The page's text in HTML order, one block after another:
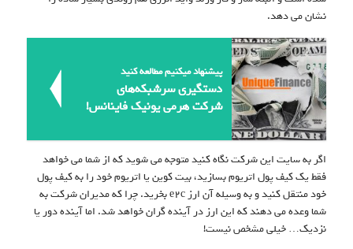
نشان می دهد.
پیشنهاد میکنیم مطالعه کنید
دستگیری سرشبکه‌های
شرکت هرمی یونیک فاینانس!
اگر به سایت این شرکت نگاه کنید متوجه می شوید که از شما می خواهد
فقط یک کیف پول اتریوم بسازید، بیت کوین یا اتریوم خود را به کیف پول
خود منتقل کنید و به وسیله آن ارز e2c بخرید. چرا که مدیران شرکت به
شما وعده می دهند که این ارز در آینده گران خواهد شد. اما آینده دور یا
نزدیک… خیلی مشخص نیست!